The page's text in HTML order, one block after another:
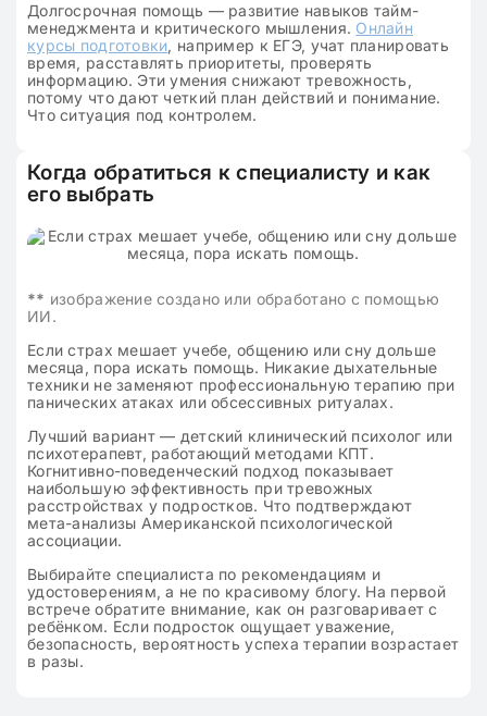
Долгосрочная помощь — развитие навыков тайм-
менеджмента и критического мышления. Онлайн
курсы подготовки, например к ЕГЭ, учат планировать
время, расставлять приоритеты, проверять
информацию. Эти умения снижают тревожность,
потому что дают четкий план действий и понимание.
Что ситуация под контролем.
Когда обратиться к специалисту и как
его выбрать
** изображение создано или обработано с помощью
ИИ.
Если страх мешает учебе, общению или сну дольше
месяца, пора искать помощь. Никакие дыхательные
техники не заменяют профессиональную терапию при
панических атаках или обсессивных ритуалах.
Лучший вариант — детский клинический психолог или
психотерапевт, работающий методами КПТ.
Когнитивно-поведенческий подход показывает
наибольшую эффективность при тревожных
расстройствах у подростков. Что подтверждают
мета-анализы Американской психологической
ассоциации.
Выбирайте специалиста по рекомендациям и
удостоверениям, а не по красивому блогу. На первой
встрече обратите внимание, как он разговаривает с
ребёнком. Если подросток ощущает уважение,
безопасность, вероятность успеха терапии возрастает
в разы.